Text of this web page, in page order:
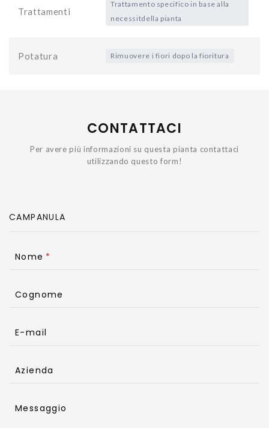
Trattamenti
Trattamento specifico in base alla
necessitdella pianta
Potatura Rimuovere i fiori dopo la fioritura
CONTATTACI
Per avere più informazioni su questa pianta contattaci
utilizzando questo form!
Nome
Cognome
E-mail
Azienda
Messaggio